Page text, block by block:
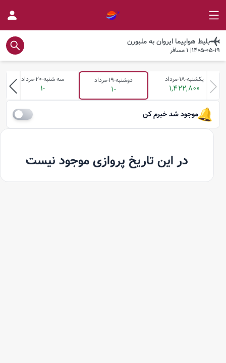
بلیط هواپیما ایروانبهملبورن
1405-05-19
|
1مسافر
یکشنبه-18-مرداد
1,422,800
دوشنبه-19-مرداد
-1
سه شنبه-20-مرداد
-1
موجود شد خبرم کن
در این تاریخ پروازی موجود نیست